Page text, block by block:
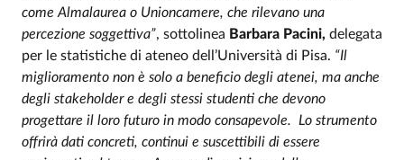
come Almalaurea o Unioncamere, che rilevano una
percezione soggettiva”, sottolinea Barbara Pacini, delegata
per le statistiche di ateneo dell’Università di Pisa. “Il
miglioramento non è solo a beneficio degli atenei, ma anche
degli stakeholder e degli stessi studenti che devono
progettare il loro futuro in modo consapevole. Lo strumento
offrirà dati concreti, continui e suscettibili di essere